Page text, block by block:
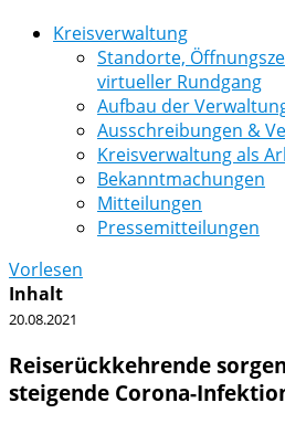
Kreisverwaltung
Standorte,
virtueller Rundgang
Aufbau der
Ausschreibungen &
Kreisverwaltung als
Bekanntmachungen
Mitteilungen
Pressemitteilungen
Vorlesen
Inhalt
20.08.2021
Reiserückkehrende
steigende Corona-